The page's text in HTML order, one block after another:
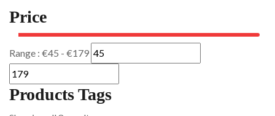
Price
Range : €45 - €179
Products Tags